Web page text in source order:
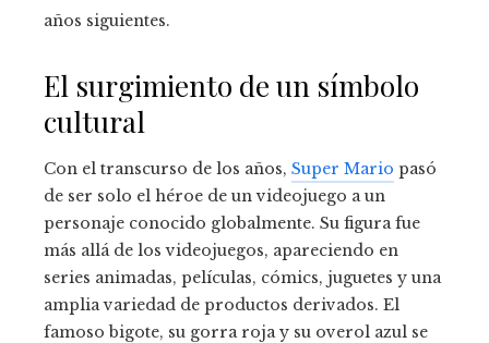
años siguientes.
El surgimiento de un símbolo
cultural
Con el transcurso de los años, Super Mario pasó
de ser solo el héroe de un videojuego a un
personaje conocido globalmente. Su figura fue
más allá de los videojuegos, apareciendo en
series animadas, películas, cómics, juguetes y una
amplia variedad de productos derivados. El
famoso bigote, su gorra roja y su overol azul se